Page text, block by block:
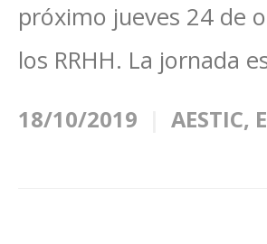
próximo jueves 24 de
los RRHH. La jornada
18/10/2019 AESTIC,